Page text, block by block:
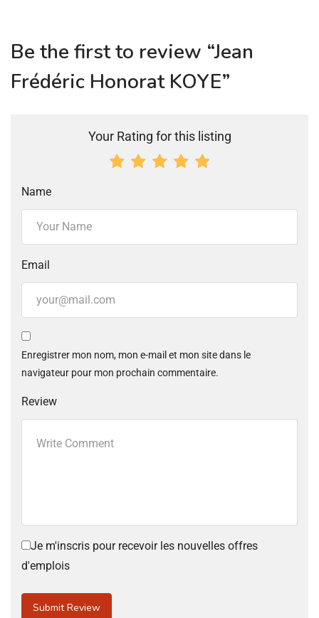
Be the first to review “Jean
Frédéric Honorat KOYE”
Your Rating for this listing
Name
Email
Enregistrer mon nom, mon e-mail et mon site dans le
navigateur pour mon prochain commentaire.
Review
Je m'inscris pour recevoir les nouvelles offres
d'emplois